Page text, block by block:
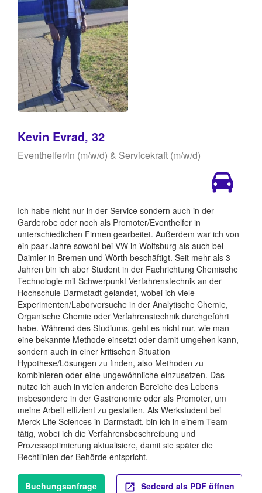
Kevin Evrad, 32
Eventhelfer/in (m/w/d) & Servicekraft (m/w/d)
Ich habe nicht nur in der Service sondern auch in der
Garderobe oder noch als Promoter/Eventhelfer in
unterschiedlichen Firmen gearbeitet. Außerdem war ich von
ein paar Jahre sowohl bei VW in Wolfsburg als auch bei
Daimler in Bremen und Wörth beschäftigt. Seit mehr als 3
Jahren bin ich aber Student in der Fachrichtung Chemische
Technologie mit Schwerpunkt Verfahrenstechnik an der
Hochschule Darmstadt gelandet, wobei ich viele
Experimenten/Laborversuche in der Analytische Chemie,
Organische Chemie oder Verfahrenstechnik durchgeführt
habe. Während des Studiums, geht es nicht nur, wie man
eine bekannte Methode einsetzt oder damit umgehen kann,
sondern auch in einer kritischen Situation
Hypothese/Lösungen zu finden, also Methoden zu
kombinieren oder eine ungewöhnliche einzusetzen. Das
nutze ich auch in vielen anderen Bereiche des Lebens
insbesondere in der Gastronomie oder als Promoter, um
meine Arbeit effizient zu gestalten. Als Werkstudent bei
Merck Life Sciences in Darmstadt, bin ich in einem Team
tätig, wobei ich die Verfahrensbeschreibung und
Prozessoptimierung aktualisiere, damit sie später die
Rechtlinien der Behörde entspricht.
Buchungsanfrage Sedcard als PDF öffnen